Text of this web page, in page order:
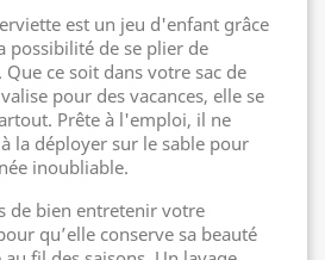
est un jeu d'enfant grâce
possibilité de se plier de
ce soit dans votre sac de
pour des vacances, elle se
Prête à l'emploi, il ne
la déployer sur le sable pour
inoubliable.
de bien entretenir votre
qu’elle conserve sa beauté